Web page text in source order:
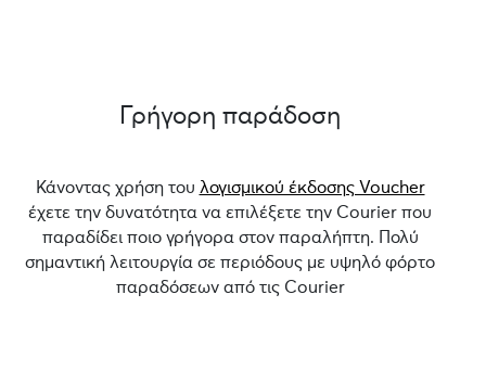
Γρήγορη παράδοση
Κάνοντας χρήση του λογισμικού έκδοσης Voucher
έχετε την δυνατότητα να επιλέξετε την Courier που
παραδίδει ποιο γρήγορα στον παραλήπτη. Πολύ
σημαντική λειτουργία σε περιόδους με υψηλό φόρτο
παραδόσεων από τις Courier